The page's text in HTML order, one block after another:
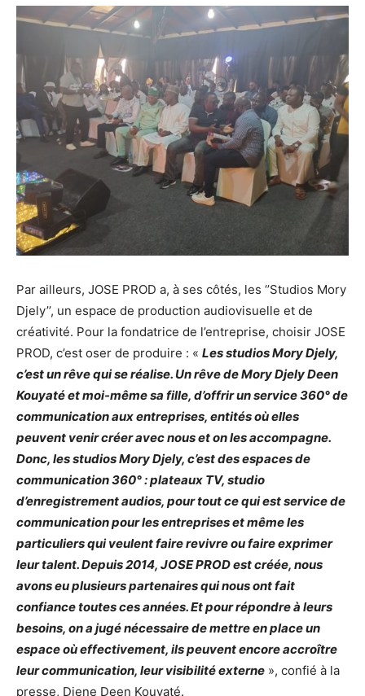
Par ailleurs, JOSE PROD a, à ses côtés, les ‘’Studios Mory
Djely’’, un espace de production audiovisuelle et de
créativité. Pour la fondatrice de l’entreprise, choisir JOSE
PROD, c’est oser de produire : « Les studios Mory Djely,
c’est un rêve qui se réalise. Un rêve de Mory Djely Deen
Kouyaté et moi-même sa fille, d’offrir un service 360° de
communication aux entreprises, entités où elles
peuvent venir créer avec nous et on les accompagne.
Donc, les studios Mory Djely, c’est des espaces de
communication 360° : plateaux TV, studio
d’enregistrement audios, pour tout ce qui est service de
communication pour les entreprises et même les
particuliers qui veulent faire revivre ou faire exprimer
leur talent. Depuis 2014, JOSE PROD est créée, nous
avons eu plusieurs partenaires qui nous ont fait
confiance toutes ces années. Et pour répondre à leurs
besoins, on a jugé nécessaire de mettre en place un
espace où effectivement, ils peuvent encore accroître
leur communication, leur visibilité externe », confié à la
presse, Djene Deen Kouyaté.